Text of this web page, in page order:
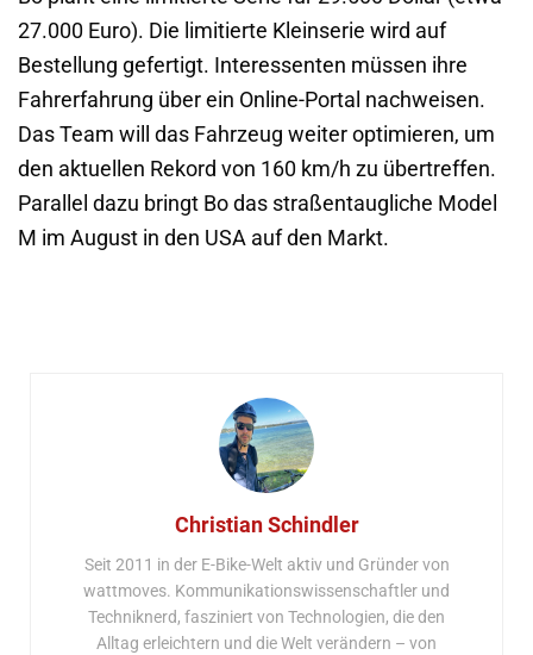
27.000 Euro). Die limitierte Kleinserie wird auf
Bestellung gefertigt. Interessenten müssen ihre
Fahrerfahrung über ein Online-Portal nachweisen.
Das Team will das Fahrzeug weiter optimieren, um
den aktuellen Rekord von 160 km/h zu übertreffen.
Parallel dazu bringt Bo das straßentaugliche Model
M im August in den USA auf den Markt.
Christian Schindler
Seit 2011 in der E-Bike-Welt aktiv und Gründer von
wattmoves. Kommunikationswissenschaftler und
Techniknerd, fasziniert von Technologien, die den
Alltag erleichtern und die Welt verändern – von